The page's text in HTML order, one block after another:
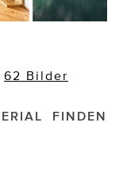
62 Bilder
FINDEN